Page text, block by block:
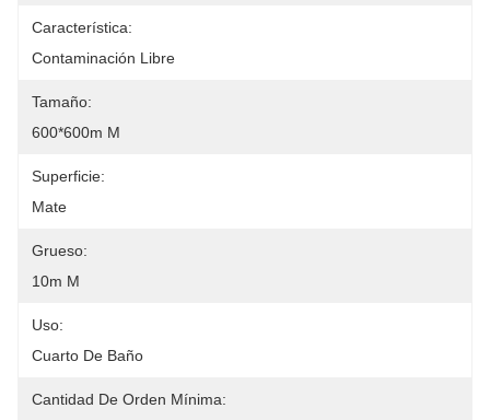
Característica:
Contaminación Libre
Tamaño:
600*600m M
Superficie:
Mate
Grueso:
10m M
Uso:
Cuarto De Baño
Cantidad De Orden Mínima: